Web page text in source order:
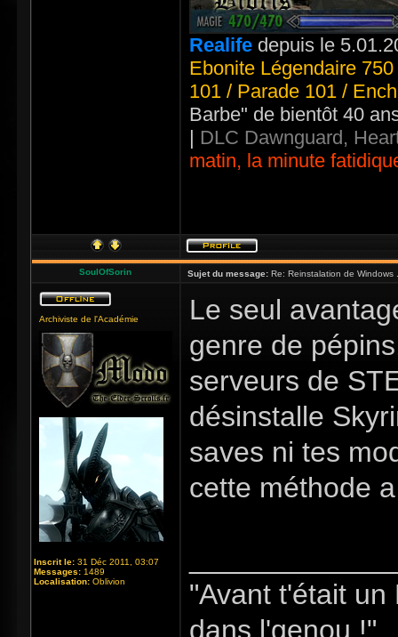
Realife depuis le
Ebonite Légendaire
101 / Parade 101 /
Barbe" de bientôt 40
| DLC Dawnguard,
matin, la minute
SoulOfSorin Sujet du message: Re: Reinstalation de Windows
Archiviste de l'Académie
Inscrit le: 31 Déc 2011, 03:07
Messages: 1489
Localisation: Oblivion
Le seul
genre de
serveurs de
désinstalle
saves ni tes
cette méthode
"Avant t'était
dans l'genou !"